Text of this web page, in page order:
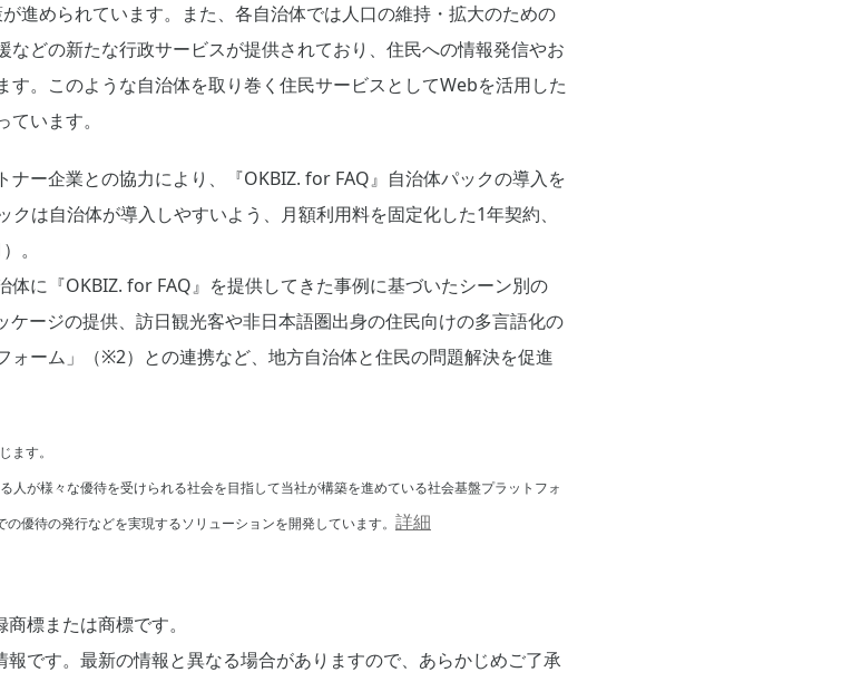
進められています。また、各自治体では人口の維持・拡大のための
どの新たな行政サービスが提供されており、住民への情報発信やお
。このような自治体を取り巻く住民サービスとしてWebを活用した
います。
ナー企業との協力により、『OKBIZ. for FAQ』自治体パックの導入を
は自治体が導入しやすいよう、月額利用料を固定化した1年契約、
。
に『OKBIZ. for FAQ』を提供してきた事例に基づいたシーン別の
ージの提供、訪日観光客や非日本語圏出身の住民向けの多言語化の
ォーム」（※2）との連携など、地方自治体と住民の問題解決を促進
ます。
人が様々な優待を受けられる社会を目指して当社が構築を進めている社会基盤プラットフォ
優待の発行などを実現するソリューションを開発しています。 詳細
標または商標です。
です。最新の情報と異なる場合がありますので、あらかじめご了承